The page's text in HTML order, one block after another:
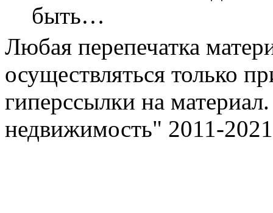
быть…
Любая перепечатка
осуществляться только
гиперссылки на
недвижимость" 2011-